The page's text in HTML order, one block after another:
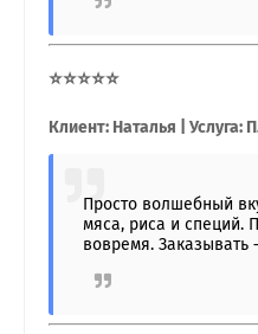
⭐⭐⭐⭐⭐
Клиент: Наталья | Услуга:
Просто волшебный
мяса, риса и специй.
вовремя. Заказывать